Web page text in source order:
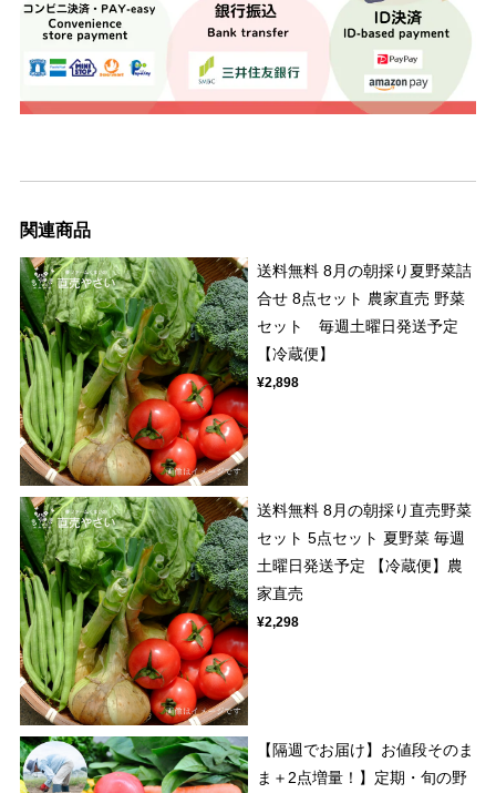
関連商品
送料無料 8月の朝採り夏野菜詰
合せ 8点セット 農家直売 野菜
セット 毎週土曜日発送予定
【冷蔵便】
¥2,898
送料無料 8月の朝採り直売野菜
セット 5点セット 夏野菜 毎週
土曜日発送予定 【冷蔵便】農
家直売
¥2,298
【隔週でお届け】お値段そのま
ま＋2点増量！】定期・旬の野